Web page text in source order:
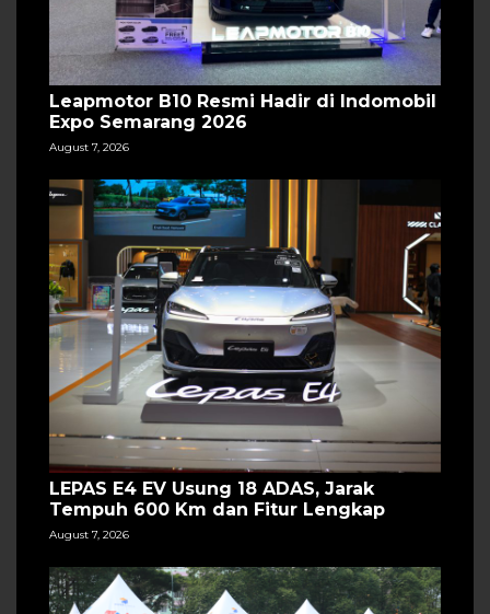
Leapmotor B10 Resmi Hadir di Indomobil
Expo Semarang 2026
August 7, 2026
LEPAS E4 EV Usung 18 ADAS, Jarak
Tempuh 600 Km dan Fitur Lengkap
August 7, 2026